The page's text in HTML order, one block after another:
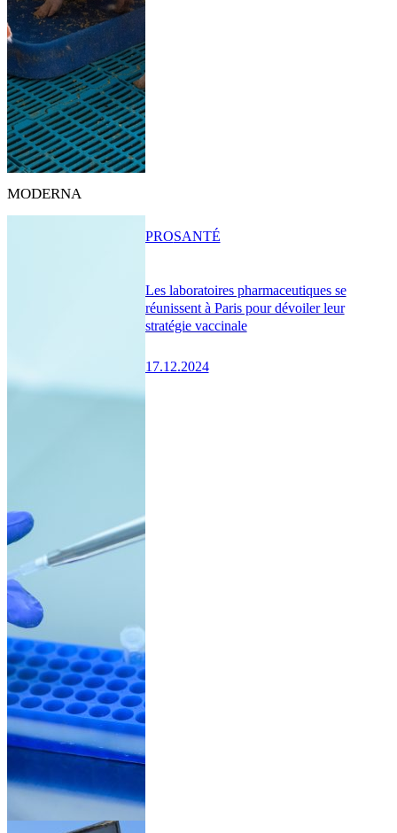
MODERNA
Les laboratoires pharmaceutiques se
réunissent à Paris pour dévoiler leur
stratégie vaccinale
17.12.2024
PROSANTÉ